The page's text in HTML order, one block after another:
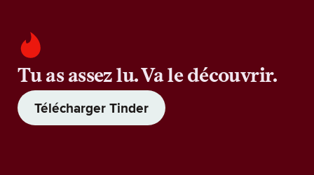
Tu as assez lu. Va le découvrir.
Télécharger Tinder